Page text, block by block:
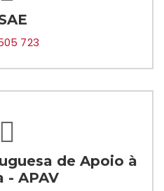
723
de Apoio à
- APAV